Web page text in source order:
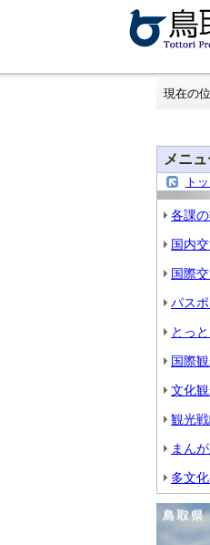
現在の
メニ
ト
各課
国内
国際
パス
とっ
国際
文化
観光
まん
多文